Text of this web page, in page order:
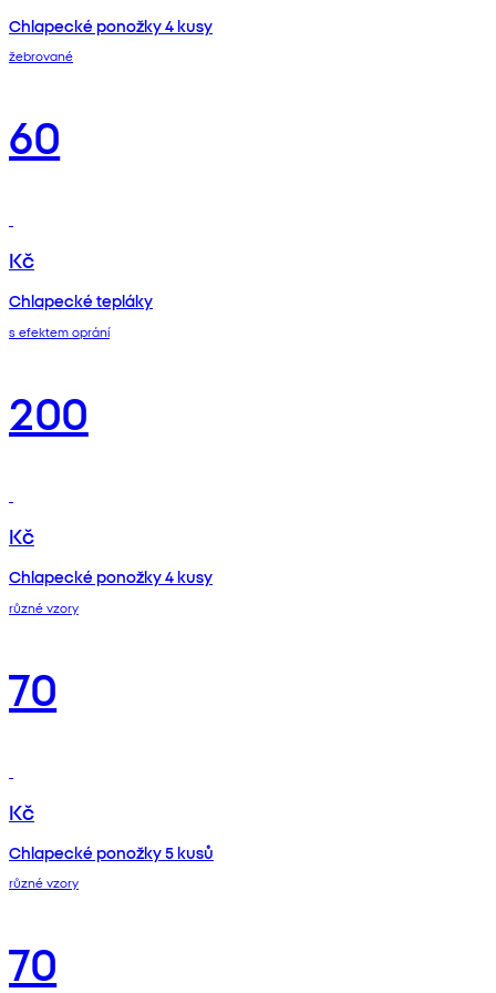
Chlapecké ponožky 4 kusy
žebrované
60
Kč
Chlapecké tepláky
s efektem oprání
200
Kč
Chlapecké ponožky 4 kusy
různé vzory
70
Kč
Chlapecké ponožky 5 kusů
různé vzory
70